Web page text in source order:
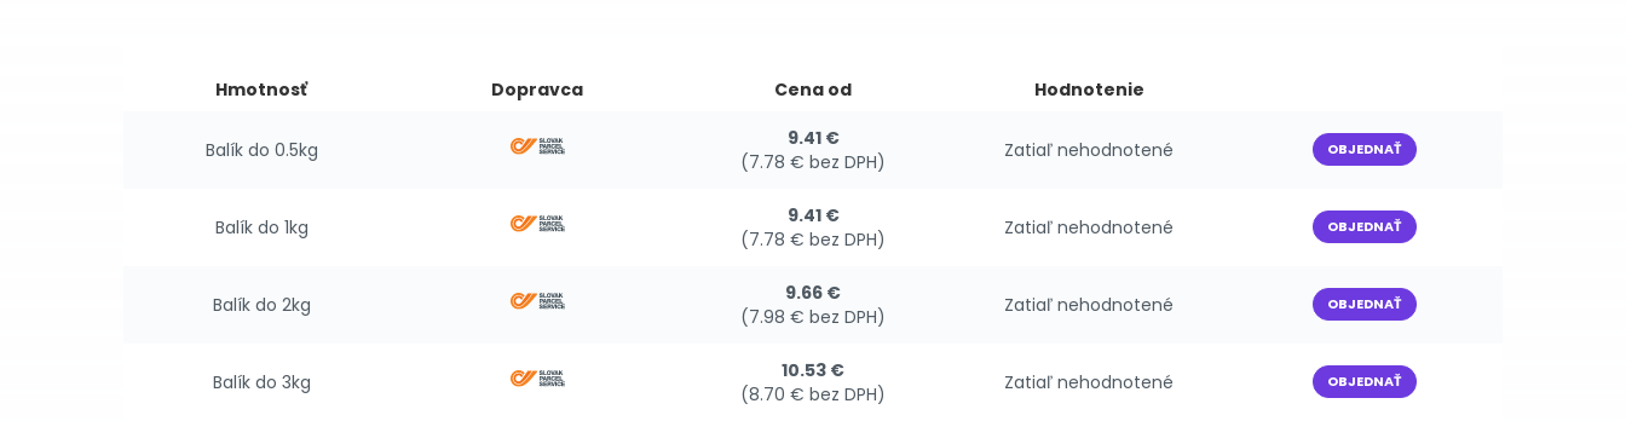
Hmotnosť Dopravca Cena od Hodnotenie
Balík do 0.5kg
9.41 €
(7.78 € bez DPH)
Zatiaľ nehodnotené OBJEDNAŤ
Balík do 1kg
9.41 €
(7.78 € bez DPH)
Zatiaľ nehodnotené OBJEDNAŤ
Balík do 2kg
9.66 €
(7.98 € bez DPH)
Zatiaľ nehodnotené OBJEDNAŤ
Balík do 3kg
10.53 €
(8.70 € bez DPH)
Zatiaľ nehodnotené OBJEDNAŤ